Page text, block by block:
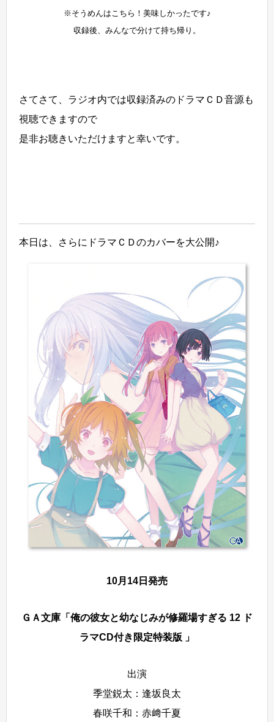
※そうめんはこちら！美味しかったです♪
収録後、みんなで分けて持ち帰り。
さてさて、ラジオ内では収録済みのドラマＣＤ音源も
視聴できますので
是非お聴きいただけますと幸いです。
本日は、さらにドラマＣＤのカバーを大公開♪
10月14日発売
ＧＡ文庫「俺の彼女と幼なじみが修羅場すぎる 12 ド
ラマCD付き限定特装版 」
出演
季堂鋭太：逢坂良太
春咲千和：赤﨑千夏